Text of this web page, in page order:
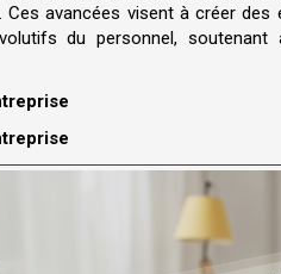
Ces avancées visent à créer des
du personnel, soutenant